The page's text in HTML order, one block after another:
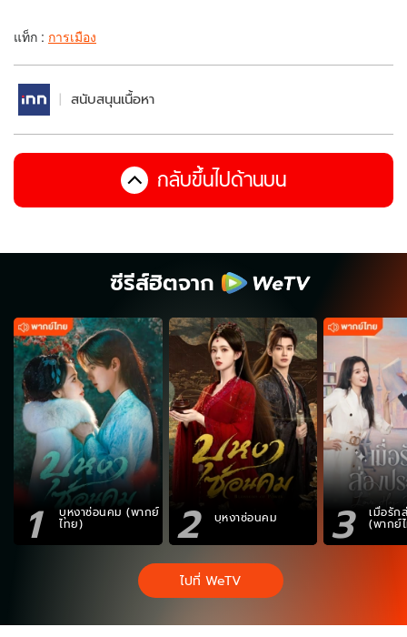
แท็ก : การเมือง
สนับสนุนเนื้อหา
กลับขึ้นไปด้านบน
ซีรีส์ฮิตจาก
1 บุหงาซ่อนคม (พากย์
ไทย) 2 บุหงาซ่อนคม 3 เมื่อรัก
(พากย์
ไปที่ WeTV